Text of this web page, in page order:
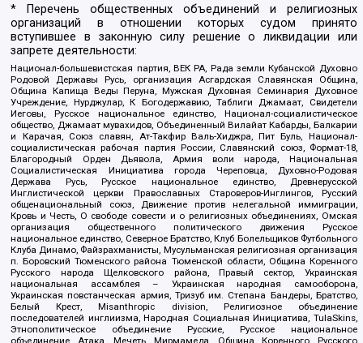
* Перечень общественных объединений и религиозных
организаций в отношении которых судом принято
вступившее в законную силу решение о ликвидации или
запрете деятельности:
Национал-большевистская партия, ВЕК РА, Рада земли Кубанской Духовно
Родовой Державы Русь, организация Асгардская Славянская Община,
Община Капища Веды Перуна, Мужская Духовная Семинария Духовное
Учреждение, Нурджулар, К Богодержавию, Таблиги Джамаат, Свидетели
Иеговы, Русское национальное единство, Национал-социалистическое
общество, Джамаат мувахидов, Объединенный Вилайат Кабарды, Балкарии
и Карачая, Союз славян, Ат-Такфир Валь-Хиджра, Пит Буль, Национал-
социалистическая рабочая партия России, Славянский союз, Формат-18,
Благородный Орден Дьявола, Армия воли народа, Национальная
Социалистическая Инициатива города Череповца, Духовно-Родовая
Держава Русь, Русское национальное единство, Древнерусской
Инглистической церкви Православных Староверов-Инглингов, Русский
общенациональный союз, Движение против нелегальной иммиграции,
Кровь и Честь, О свободе совести и о религиозных объединениях, Омская
организация общественного политического движения Русское
национальное единство, Северное Братство, Клуб Болельщиков Футбольного
Клуба Динамо, Файзрахманисты, Мусульманская религиозная организация
п. Боровский Тюменского района Тюменской области, Община Коренного
Русского народа Щелковского района, Правый сектор, Украинская
национальная ассамблея – Украинская народная самооборона,
Украинская повстанческая армия, Тризуб им. Степана Бандеры, Братство,
Белый Крест, Misanthropic division, Религиозное объединение
последователей инглиизма, Народная Социальная Инициатива, TulaSkins,
Этнополитическое объединение Русские, Русское национальное